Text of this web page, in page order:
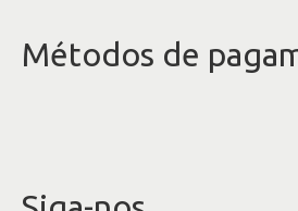
Métodos de